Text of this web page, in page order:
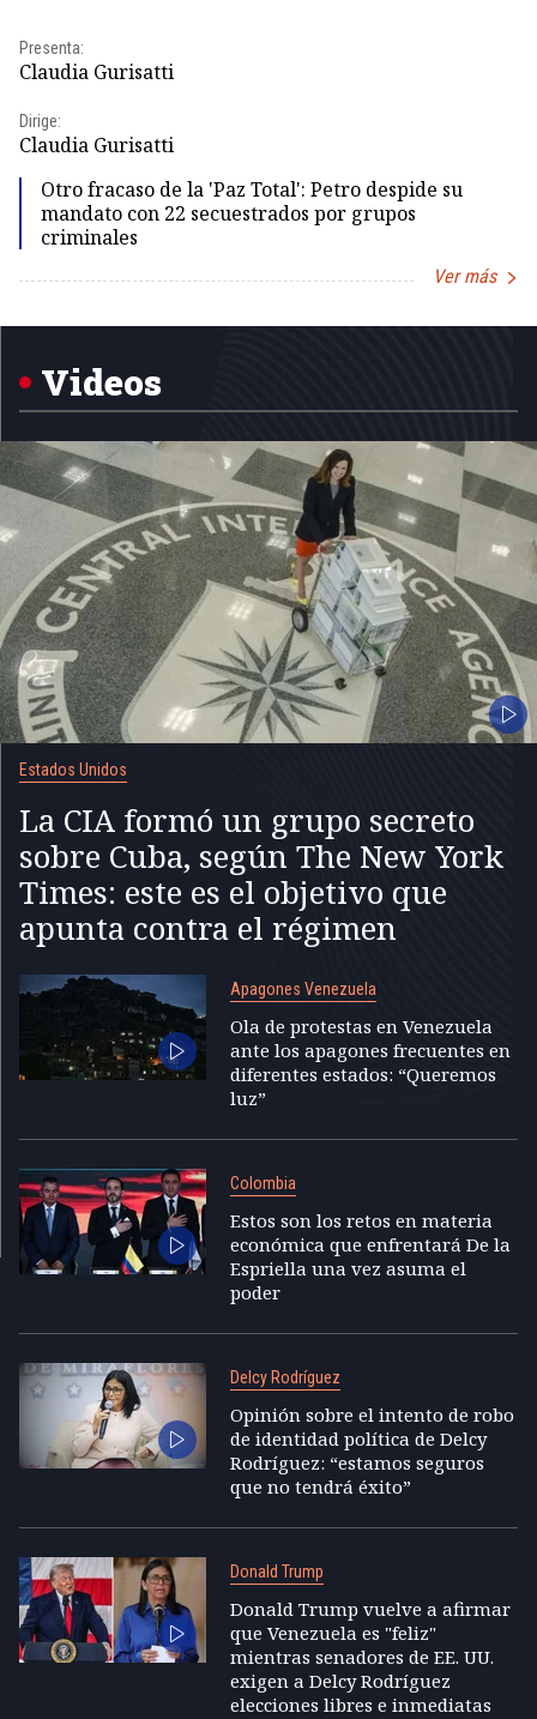
Presenta:
Claudia Gurisatti
Dirige:
Claudia Gurisatti
Otro fracaso de la 'Paz Total': Petro despide su
mandato con 22 secuestrados por grupos
criminales
Ver más
1
Videos
Estados Unidos
La CIA formó un grupo secreto
sobre Cuba, según The New York
Times: este es el objetivo que
apunta contra el régimen
Apagones Venezuela
Ola de protestas en Venezuela
ante los apagones frecuentes en
diferentes estados: “Queremos
luz”
Colombia
Estos son los retos en materia
económica que enfrentará De la
Espriella una vez asuma el
poder
Delcy Rodríguez
Opinión sobre el intento de robo
de identidad política de Delcy
Rodríguez: “estamos seguros
que no tendrá éxito”
Donald Trump
Donald Trump vuelve a afirmar
que Venezuela es "feliz"
mientras senadores de EE. UU.
exigen a Delcy Rodríguez
elecciones libres e inmediatas